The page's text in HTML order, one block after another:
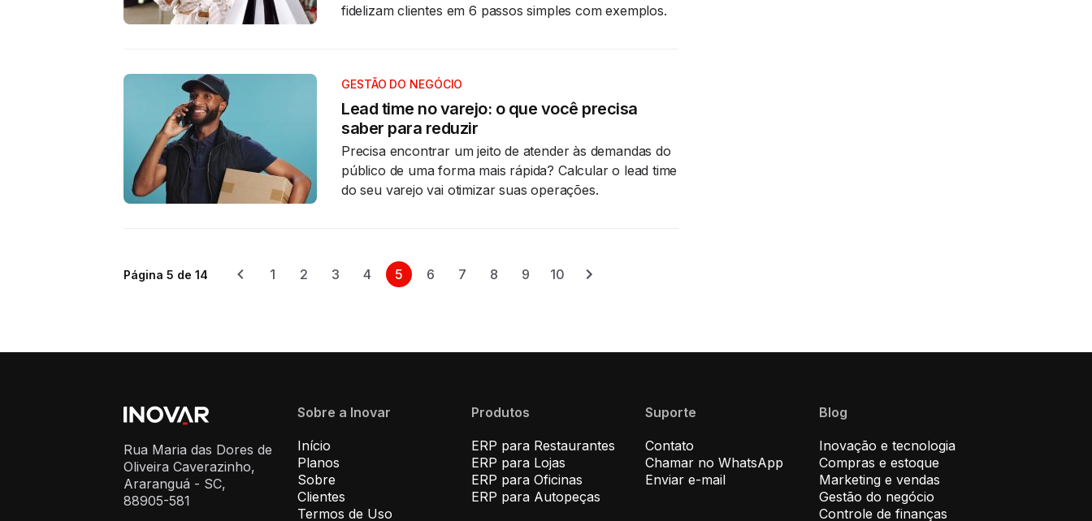
fidelizam clientes em 6 passos simples com exemplos.
GESTÃO DO NEGÓCIO
Lead time no varejo: o que você precisa
saber para reduzir
Precisa encontrar um jeito de atender às demandas do
público de uma forma mais rápida? Calcular o lead time
do seu varejo vai otimizar suas operações.
Página 5 de 14 1 2 3 4 5 6 7 8 9 10
Rua Maria das Dores de
Oliveira Caverazinho,
Araranguá - SC,
88905-581
Sobre a Inovar
Início
Planos
Sobre
Clientes
Termos de Uso
Produtos
ERP para Restaurantes
ERP para Lojas
ERP para Oficinas
ERP para Autopeças
Suporte
Contato
Chamar no WhatsApp
Enviar e-mail
Blog
Inovação e tecnologia
Compras e estoque
Marketing e vendas
Gestão do negócio
Controle de finanças